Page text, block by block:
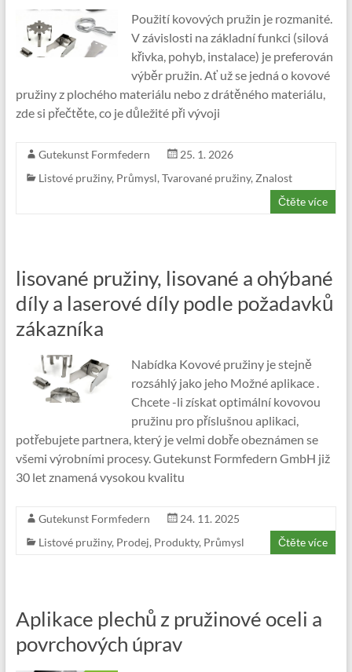
Použití kovových pružin je rozmanité.
V závislosti na základní funkci (silová
křivka, pohyb, instalace) je preferován
výběr pružin. Ať už se jedná o kovové
pružiny z plochého materiálu nebo z drátěného materiálu,
zde si přečtěte, co je důležité při vývoji
Gutekunst Formfedern
25. 1. 2026
Listové pružiny, Průmysl, Tvarované pružiny, Znalost
Čtěte více
lisované pružiny, lisované a ohýbané
díly a laserové díly podle požadavků
zákazníka
Nabídka Kovové pružiny je stejně
rozsáhlý jako jeho Možné aplikace .
Chcete -li získat optimální kovovou
pružinu pro příslušnou aplikaci,
potřebujete partnera, který je velmi dobře obeznámen se
všemi výrobními procesy. Gutekunst Formfedern GmbH již
30 let znamená vysokou kvalitu
Gutekunst Formfedern
24. 11. 2025
Listové pružiny, Prodej, Produkty, Průmysl Čtěte více
Aplikace plechů z pružinové oceli a
povrchových úprav